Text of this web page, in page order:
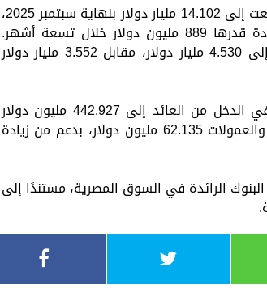
كما شهدت محفظة ودائع العملاء نموًا ملحوظًا، حيث ارتفعت إلى 14.102 مليار دولار بنهاية سبتمبر 2025،
مقابل 13.213 مليار دولار في نهاية ديسمبر 2024، بزيادة قدرها 889 مليون دولار خلال تسعة أشهر.
وارتفعت محفظة القروض والتسهيلات الائتمانية لتصل إلى 4.530 مليار دولار، مقابل 3.552 مليار دولار
وسجل البنك نموًا في الإيرادات التشغيلية، إذ ارتفع صافي الدخل من العائد إلى 442.927 مليون دولار
بنهاية سبتمبر 2025، بينما بلغ صافي الدخل من الأتعاب والعمولات 62.135 مليون دولار، بدعم من زيادة
الرائدة في السوق المصرية، مستندًا إلى